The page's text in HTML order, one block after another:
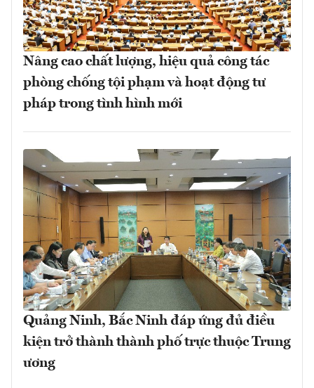
Nâng cao chất lượng, hiệu quả công tác
phòng chống tội phạm và hoạt động tư
pháp trong tình hình mới
Quảng Ninh, Bắc Ninh đáp ứng đủ điều
kiện trở thành thành phố trực thuộc Trung
ương